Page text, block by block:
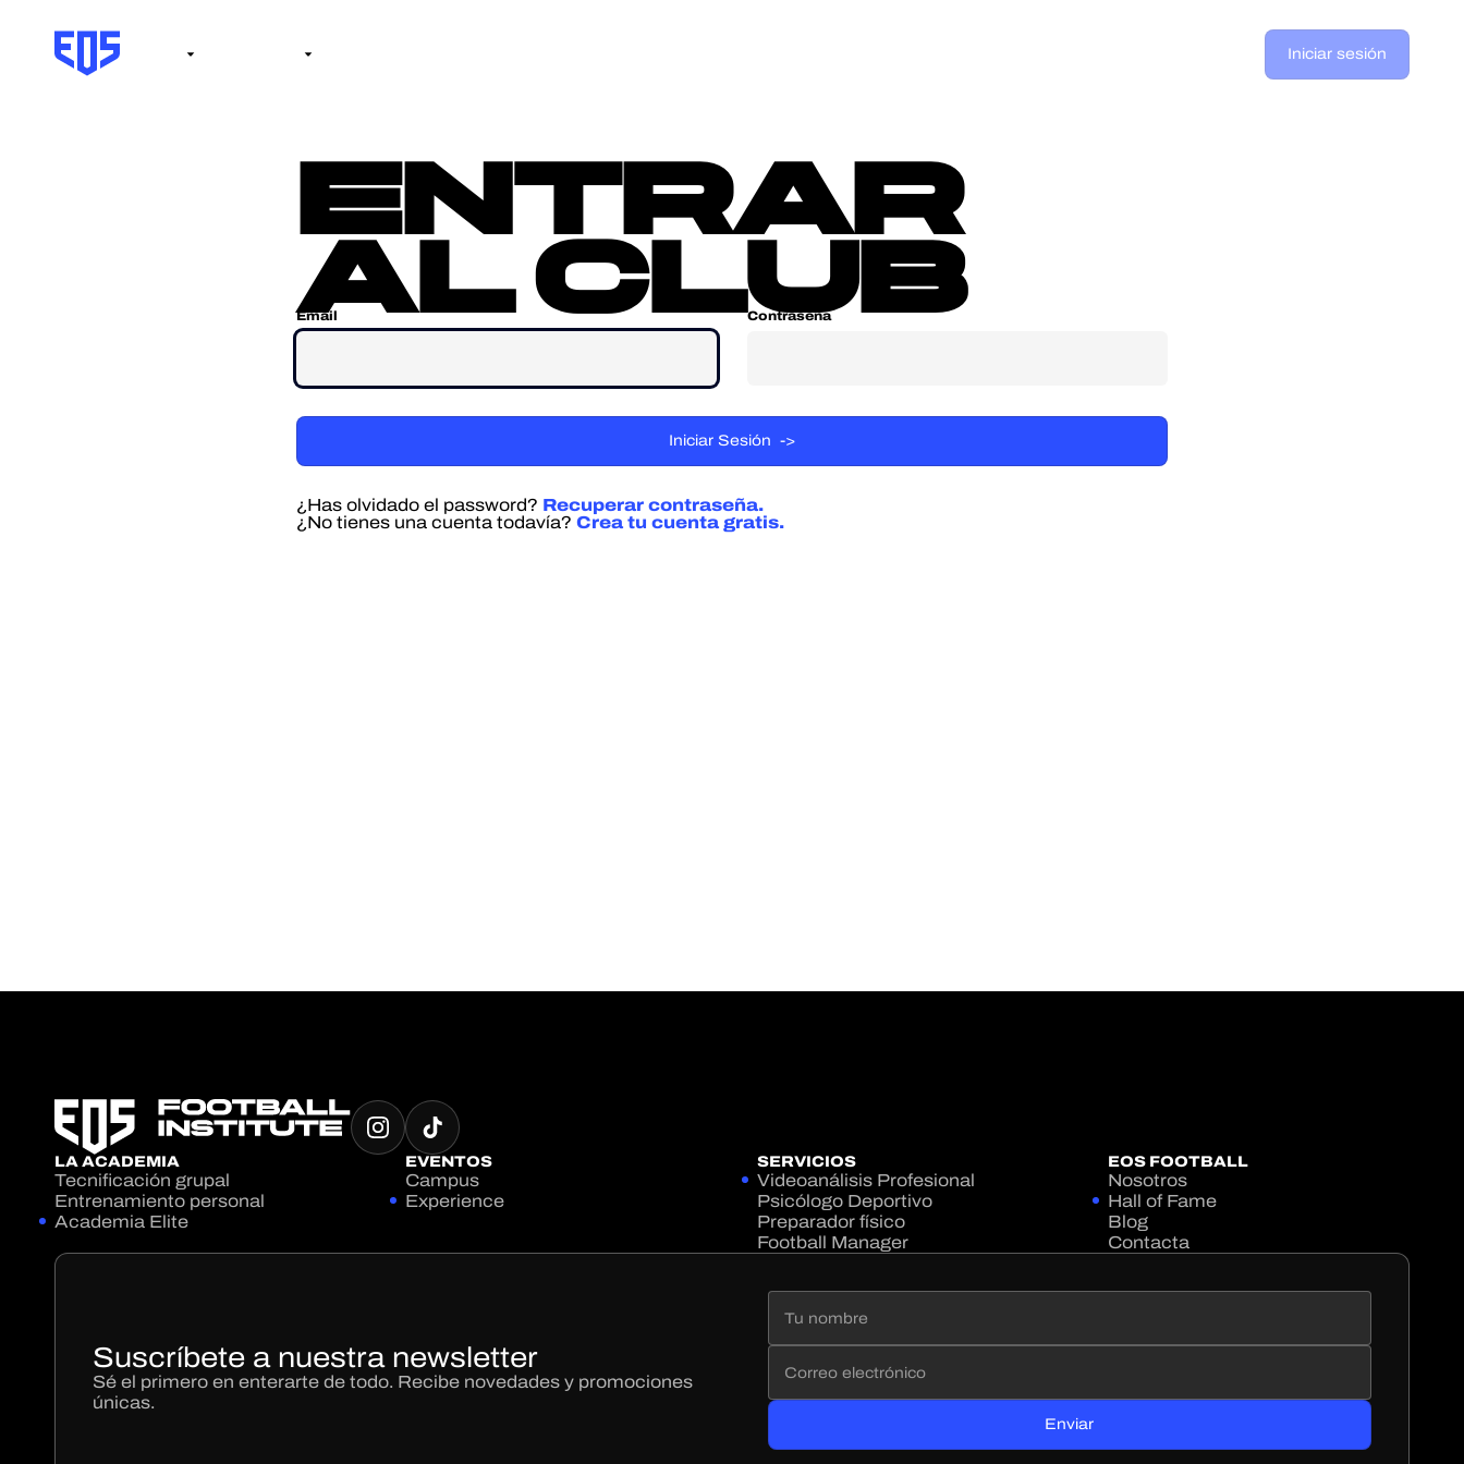
Iniciar sesión
entrar
al club
Email Contraseña
¿Has olvidado el password? Recuperar contraseña.
¿No tienes una cuenta todavía? Crea tu cuenta gratis.
LA ACADEMIA
Tecnificación grupal
Entrenamiento personal
Academia Elite
EVENTOS
Campus
Experience
SERVICIOS
Videoanálisis Profesional
Psicólogo Deportivo
Preparador físico
Football Manager
EOS FOOTBALL
Nosotros
Hall of Fame
Blog
Contacta
Suscríbete a nuestra newsletter
Sé el primero en enterarte de todo. Recibe novedades y promociones
únicas.